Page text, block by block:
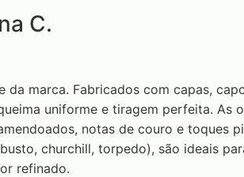
C.
da marca. Fabricados com capas,
uniforme e tiragem perfeita. As
notas de couro e toques
churchill, torpedo), são ideais
refinado.